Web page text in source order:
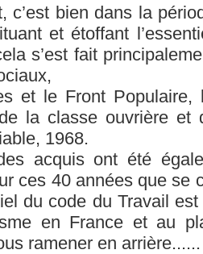
c’est bien dans la
et étoffant
s’est fait
et le Front
la classe ouvrière et
1968.
acquis ont été
ces 40 années que se
du code du Travail
en France et au
ramener en arrière......